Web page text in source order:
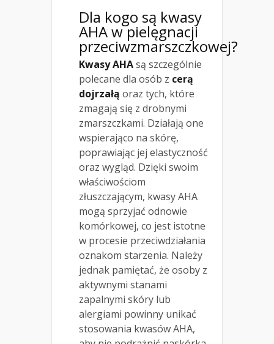
Dla kogo są kwasy
AHA w pielęgnacji
przeciwzmarszczkowej?
Kwasy AHAsą szczególnie
polecane dla osób z cerą
dojrzałą oraz tych, które
zmagają się z drobnymi
zmarszczkami. Działają one
wspierająco na skórę,
poprawiając jej elastyczność
oraz wygląd. Dzięki swoim
właściwościom
złuszczającym, kwasy AHA
mogą sprzyjać odnowie
komórkowej, co jest istotne
w procesie przeciwdziałania
oznakom starzenia. Należy
jednak pamiętać, że osoby z
aktywnymi stanami
zapalnymi skóry lub
alergiami powinny unikać
stosowania kwasów AHA,